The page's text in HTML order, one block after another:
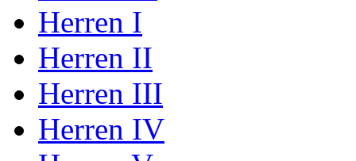
Herren I
Herren II
Herren III
Herren IV